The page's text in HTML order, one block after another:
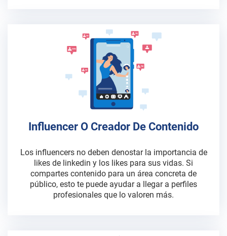
Influencer O Creador De Contenido
Los influencers no deben denostar la importancia de
likes de linkedin y los likes para sus vidas. Si
compartes contenido para un área concreta de
público, esto te puede ayudar a llegar a perfiles
profesionales que lo valoren más.